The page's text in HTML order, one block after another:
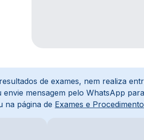
de exames, nem realiza
mensagem pelo WhatsApp
na página de Exames e